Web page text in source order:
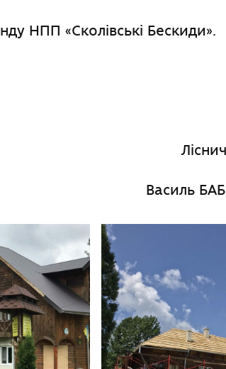
НПП «Сколівські Бескиди».
Василь